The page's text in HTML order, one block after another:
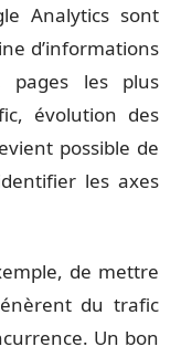
Analytics sont
d’informations
pages les plus
évolution des
possible de
les axes
de mettre
du trafic
Un bon